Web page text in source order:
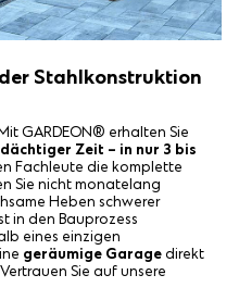
Stahlkonstruktion
GARDEON® erhalten Sie
Zeit – in nur 3 bis
Fachleute die komplette
Sie nicht monatelang
Heben schwerer
in den Bauprozess
eines einzigen
geräumige Garagedirekt
Sie auf unsere